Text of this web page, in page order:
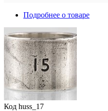
Подробнее о товаре
Код huss_17